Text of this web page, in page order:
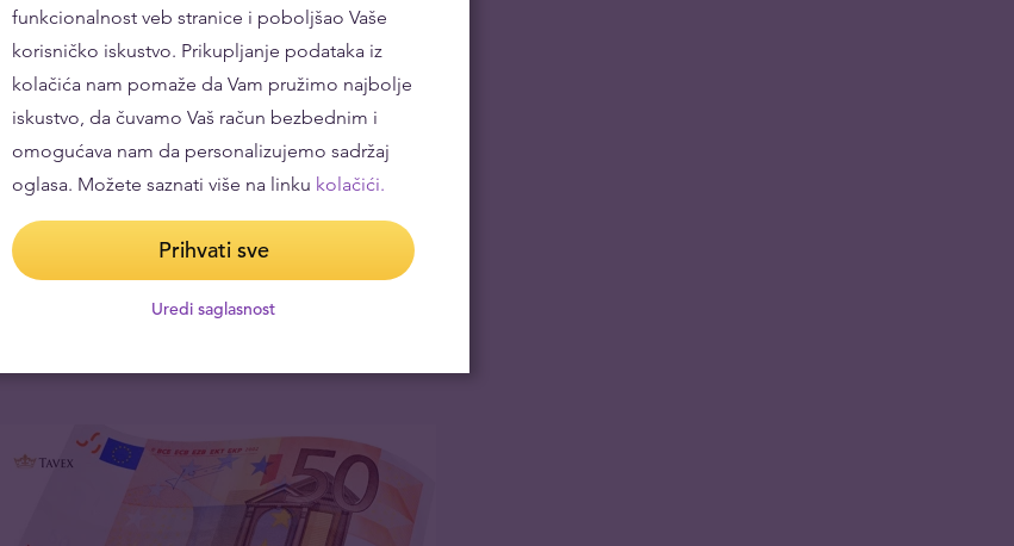
29.04.2026
Zašto i kako držati štednju u različitim
funkcionalnost veb stranice i poboljšao Vaše
korisničko iskustvo. Prikupljanje podataka iz
kolačića nam pomaže da Vam pružimo najbolje
iskustvo, da čuvamo Vaš račun bezbednim i
omogućava nam da personalizujemo sadržaj
oglasa. Možete saznati više na linku kolačići.
Prihvati sve
Uredi saglasnost